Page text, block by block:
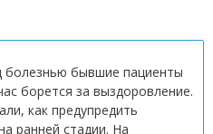
болезнью бывшие пациенты
борется за выздоровление.
как предупредить
ранней стадии. На